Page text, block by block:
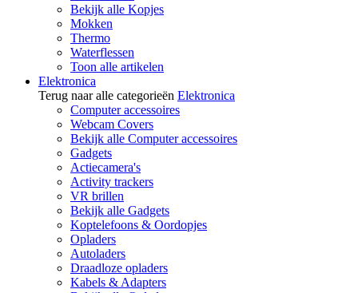
Bekijk alle Kopjes
Mokken
Thermo
Waterflessen
Toon alle artikelen
Elektronica
Terug naar alle categorieën Elektronica
Computer accessoires
Webcam Covers
Bekijk alle Computer accessoires
Gadgets
Actiecamera's
Activity trackers
VR brillen
Bekijk alle Gadgets
Koptelefoons & Oordopjes
Opladers
Autoladers
Draadloze opladers
Kabels & Adapters